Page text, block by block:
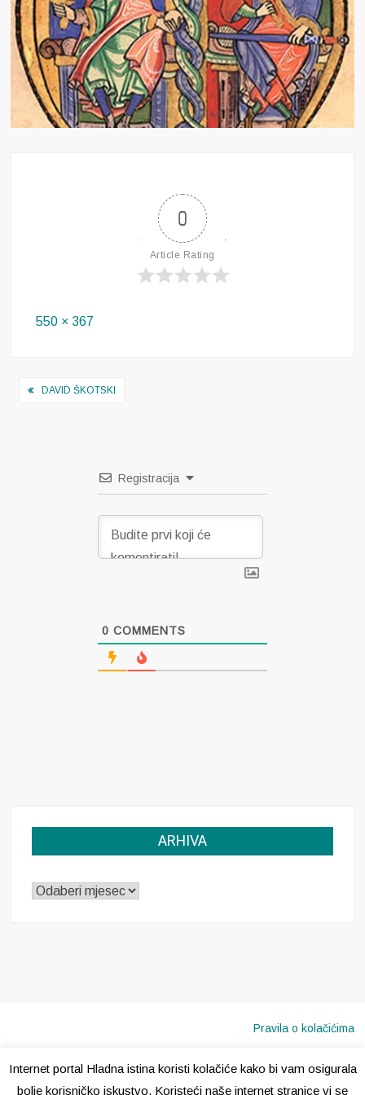
0
Article Rating
Full
550 × 367
Navigacija
DAVID ŠKOTSKI
Registracija
0 COMMENTS
ARHIVA
ARHIVA
Pravila o kolačićima
Internet portal Hladna istina koristi kolačiće kako bi vam osigurala
bolje korisničko iskustvo. Koristeći naše internet stranice vi se
Copyright © 2020 · Sva prava pridržana · Hladna Istina